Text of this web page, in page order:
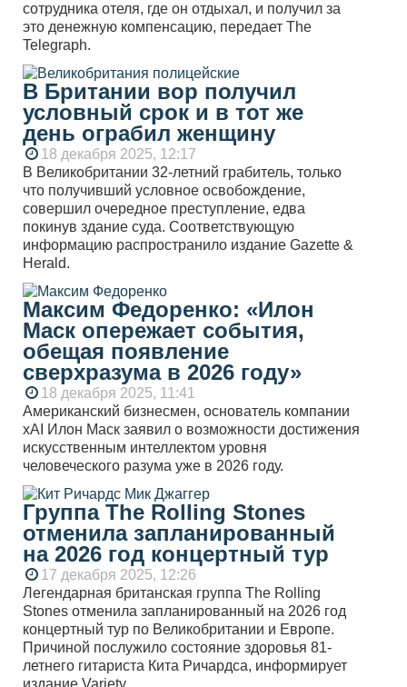
сотрудника отеля, где он отдыхал, и получил за
это денежную компенсацию, передает The
Telegraph.
В Британии вор получил
условный срок и в тот же
день ограбил женщину
18 декабря 2025, 12:17
В Великобритании 32-летний грабитель, только
что получивший условное освобождение,
совершил очередное преступление, едва
покинув здание суда. Соответствующую
информацию распространило издание Gazette &
Herald.
Максим Федоренко: «Илон
Маск опережает события,
обещая появление
сверхразума в 2026 году»
18 декабря 2025, 11:41
Американский бизнесмен, основатель компании
xAI Илон Маск заявил о возможности достижения
искусственным интеллектом уровня
человеческого разума уже в 2026 году.
Группа The Rolling Stones
отменила запланированный
на 2026 год концертный тур
17 декабря 2025, 12:26
Легендарная британская группа The Rolling
Stones отменила запланированный на 2026 год
концертный тур по Великобритании и Европе.
Причиной послужило состояние здоровья 81-
летнего гитариста Кита Ричардса, информирует
издание Variety.